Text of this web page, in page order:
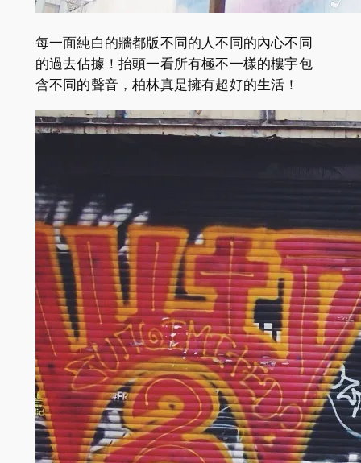
每一面純白的牆都版不同的人不同的內心不同
的過去佔據！抬頭一看所有極不一樣的樓宇包
含不同的聲音，柏林真是擁有超好的生活！